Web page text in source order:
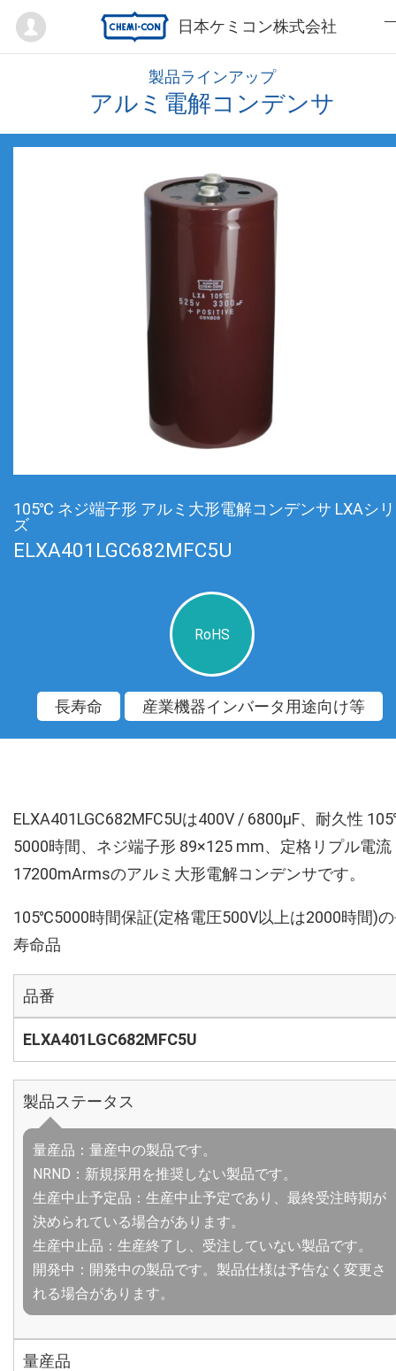
日本ケミコン株式会社
Mypage
製品ラインアップ
アルミ電解コンデンサ
105℃ ネジ端子形 アルミ大形電解コンデンサ LXAシ
ズ
ELXA401LGC682MFC5U
RoHS
長寿命 産業機器インバータ用途向け等
ELXA401LGC682MFC5Uは400V / 6800µF、耐久性
5000時間、ネジ端子形 89×125 mm、定格リプル電流
17200mArmsのアルミ大形電解コンデンサです。
105℃5000時間保証(定格電圧500V以上は2000時間)
寿命品
品番
ELXA401LGC682MFC5U
製品ステータス
量産品：量産中の製品です。
NRND：新規採用を推奨しない製品です。
生産中止予定品：生産中止予定であり、最終受注時期が
決められている場合があります。
生産中止品：生産終了し、受注していない製品です。
開発中：開発中の製品です。製品仕様は予告なく変更さ
れる場合があります。
量産品